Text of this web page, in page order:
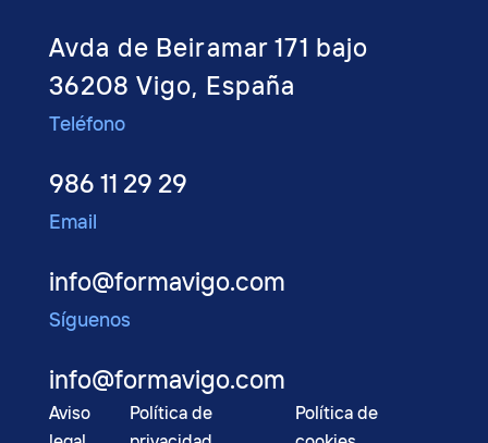
Avda de Beiramar 171 bajo
36208 Vigo, España
Teléfono
986 11 29 29
Email
info@formavigo.com
Síguenos
info@formavigo.com
Aviso
Política de
Política de